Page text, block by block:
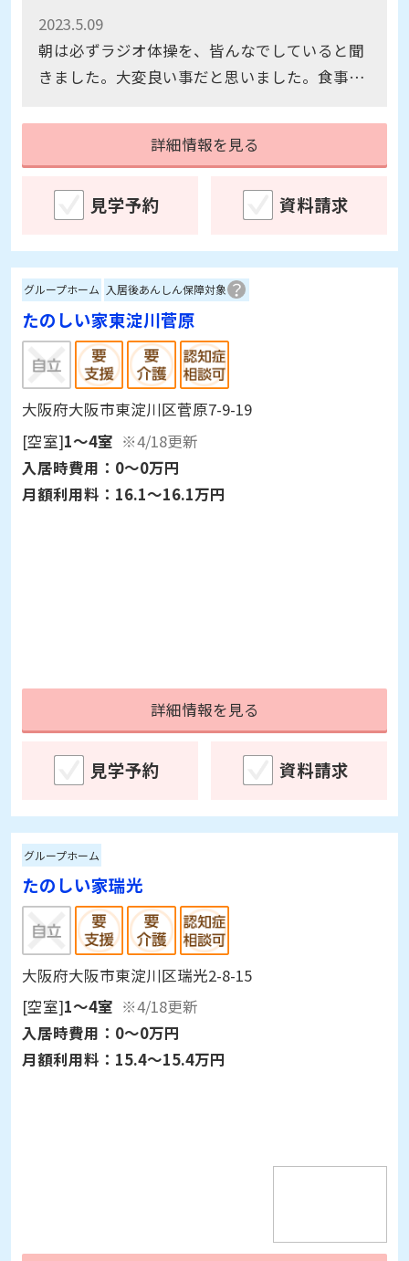
2023.5.09
朝は必ずラジオ体操を、皆んなでしていると聞
きました。大変良い事だと思いました。食事の
のはいい事だと思う。
詳細情報を見る
見学予約 資料請求
グループホーム 入居後あんしん保障対象
たのしい家東淀川菅原
大阪府大阪市東淀川区菅原7-9-19
[空室]1～4室 ※4/18更新
入居時費用： 0～0万円
月額利用料： 16.1～16.1万円
詳細情報を見る
見学予約 資料請求
グループホーム
たのしい家瑞光
大阪府大阪市東淀川区瑞光2-8-15
[空室]1～4室 ※4/18更新
入居時費用： 0～0万円
月額利用料： 15.4～15.4万円